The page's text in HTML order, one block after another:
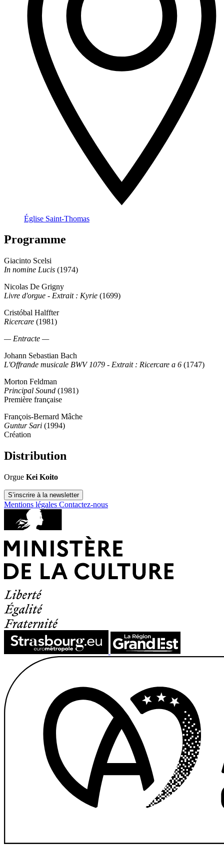
Église Saint-Thomas
Programme
Giacinto Scelsi
In nomine Lucis (1974)
Nicolas De Grigny
Livre d'orgue - Extrait : Kyrie (1699)
Cristóbal Halffter
Ricercare (1981)
— Entracte —
Johann Sebastian Bach
L'Offrande musicale BWV 1079 - Extrait : Ricercare a 6 (1747)
Morton Feldman
Principal Sound (1981)
Première française
François-Bernard Mâche
Guntur Sari (1994)
Création
Distribution
Orgue Kei Koito
S’inscrire à la newsletter
Mentions légales Contactez-nous